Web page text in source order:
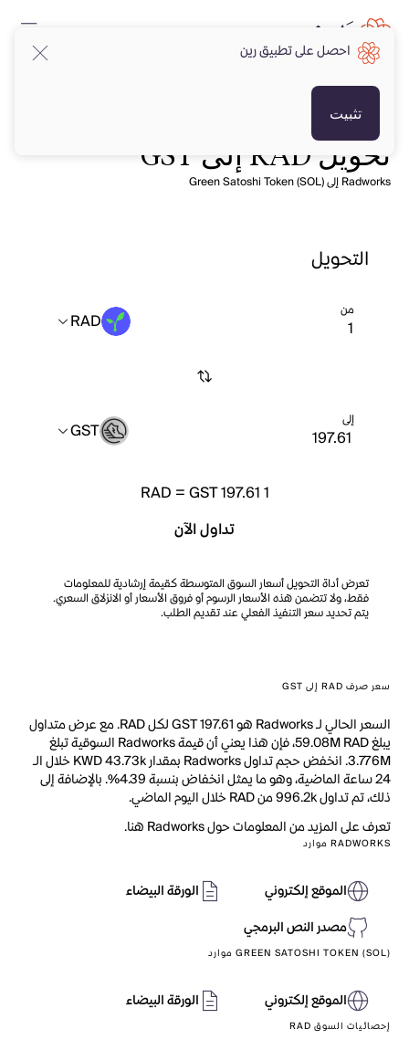
تحويل RAD إلى GST
Radworks إلى Green Satoshi Token (SOL)
التحويل
من RAD
إلى GST
1
RAD =GST 197.61
تداول الآن
تعرض أداة التحويل أسعار السوق المتوسطة كقيمة إرشادية للمعلومات
فقط، ولا تتضمن هذه الأسعار الرسوم أو فروق الأسعار أو الانزلاق السعري.
يتم تحديد سعر التنفيذ الفعلي عند تقديم الطلب.
سعر صرف RAD إلى GST
السعر الحالي لـ Radworks هو GST 197.61 لكل RAD. مع عرض متداول
يبلغ 59.08M RAD، فإن هذا يعني أن قيمة Radworks السوقية تبلغ
3.776M. انخفض حجم تداول Radworks بمقدار KWD 43.73k خلال الـ
24 ساعة الماضية، وهو ما يمثل انخفاض بنسبة 4.39%. بالإضافة إلى
ذلك، تم تداول 996.2k من RAD خلال اليوم الماضي.
تعرف على المزيد من المعلومات حول Radworks هنا.
RADWORKS موارد
الموقع إلكتروني
الورقة البيضاء
مصدر النص البرمجي
GREEN SATOSHI TOKEN (SOL) موارد
الموقع إلكتروني الورقة البيضاء
إحصائيات السوق RAD
احصل على تطبيق رين
تثبيت